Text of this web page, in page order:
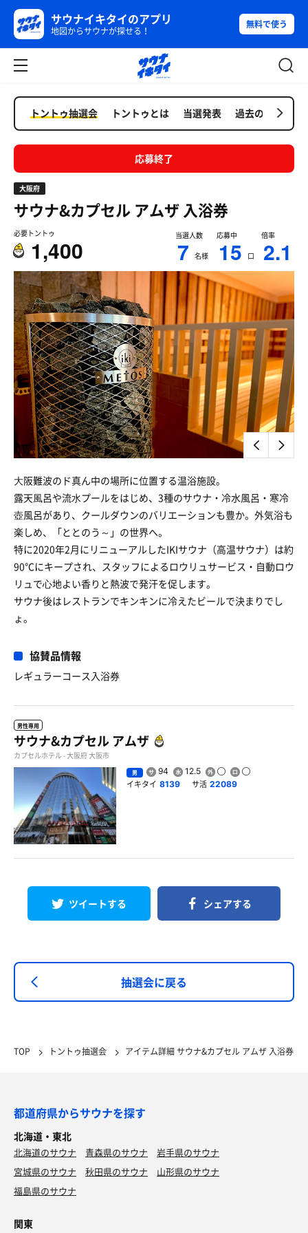
サウナイキタイのアプリ
地図からサウナが探せる！
無料で使う
トントゥ抽選会 トントゥとは 当選発表 過去の抽選会
応募終了
大阪府
サウナ&カプセル アムザ入浴券
必要トントゥ
1,400
当選人数
7 名様
応募中
15 口
倍率
2.1
⼤阪難波のド真ん中の場所に位置する温浴施設。
露天⾵呂や流⽔プールをはじめ、3種のサウナ・冷水風呂・寒冷
壺風呂があり、クールダウンのバリエーションも豊か。外気浴も
楽しめ、「ととのう～」の世界へ。
特に2020年2月にリニューアルしたIKIサウナ（高温サウナ）は約
90℃にキープされ、スタッフによるロウリュサービス・自動ロウ
リュで⼼地よい香りと熱波で発汗を促します。
サウナ後はレストランでキンキンに冷えたビールで決まりでし
ょ。
協賛品情報
レギュラーコース入浴券
男性専用
サウナ&カプセル アムザ
カプセルホテル - 大阪府 大阪市
男 94 12.5
イキタイ 8139 サ活 22089
ツイートする シェアする
抽選会に戻る
TOP トントゥ抽選会 アイテム詳細 サウナ&カプセル アムザ 入浴券
都道府県からサウナを探す
北海道・東北
北海道のサウナ 青森県のサウナ
岩手県のサウナ
宮城県のサウナ
秋田県のサウナ
山形県のサウナ
福島県のサウナ
関東